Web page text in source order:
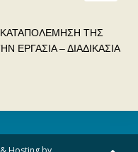
ΚΑΤΑΠΟΛΕΜΗΣΗ ΤΗΣ
ΕΡΓΑΣΙΑ – ΔΙΑΔΙΚΑΣΙΑ